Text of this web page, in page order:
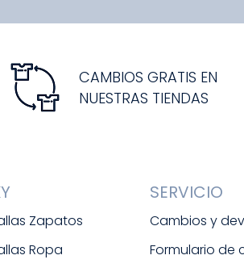
CAMBIOS GRATIS EN
NUESTRAS TIENDAS
Zapatos
Ropa
SERVICIO
Cambios y
Formulario de